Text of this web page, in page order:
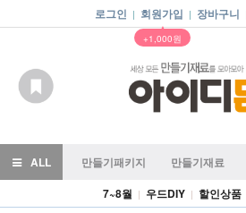
로그인 | 회원가입 |
▲
+1,000원
장바구니
ALL 만들기패키지 만들기재료
7~8월 | 우드DIY | 할인상품